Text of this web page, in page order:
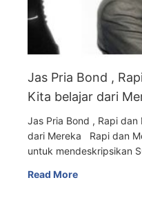
Jas Pria Bond ,
Kita belajar dari
Jas Pria Bond , Rapi
dari Mereka Rapi dan
untuk mendeskripsikan
Read More